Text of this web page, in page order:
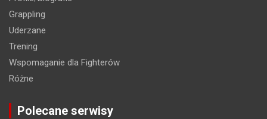
Grappling
Uderzane
Trening
Wspomaganie dla Fighterów
Różne
Polecane serwisy